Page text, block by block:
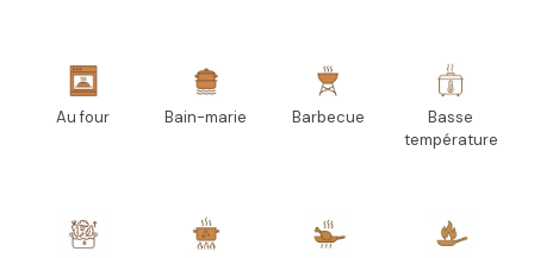
Au four Bain-marie Barbecue
Basse
température